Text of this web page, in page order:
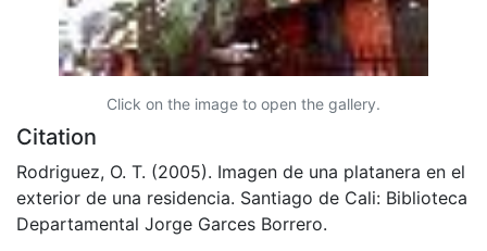
Click on the image to open the gallery.
Citation
Rodriguez, O. T. (2005). Imagen de una platanera en el
exterior de una residencia. Santiago de Cali: Biblioteca
Departamental Jorge Garces Borrero.